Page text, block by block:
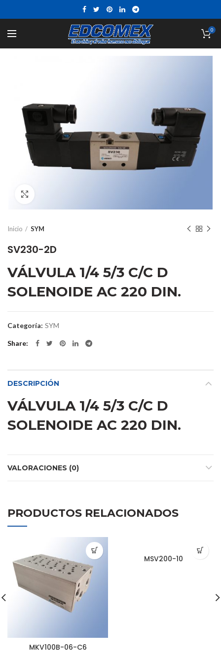
0
Inicio SYM
SV230-2D
VÁLVULA 1/4 5/3 C/C D
SOLENOIDE AC 220 DIN.
Categoría: SYM
Share
DESCRIPCIÓN
VÁLVULA 1/4 5/3 C/C D
SOLENOIDE AC 220 DIN.
VALORACIONES (0)
PRODUCTOS RELACIONADOS
MKV100B-06-C6
MSV200-10